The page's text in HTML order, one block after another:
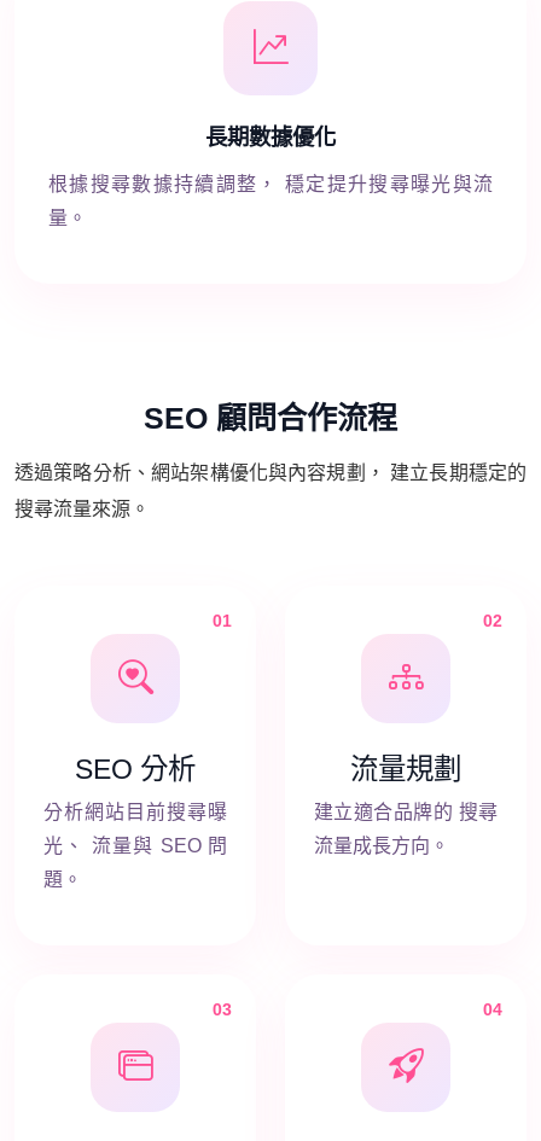
長期數據優化
根據搜尋數據持續調整， 穩定提升搜尋曝光與流
量。
SEO 顧問合作流程
透過策略分析、網站架構優化與內容規劃， 建立長期穩定的
搜尋流量來源。
01
SEO 分析
分析網站目前搜尋曝
光、 流量與 SEO 問
題。
02
流量規劃
建立適合品牌的 搜尋
流量成長方向。
03 04